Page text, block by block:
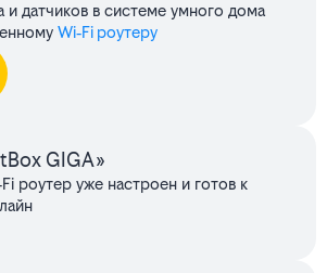
датчиков в системе умного дома
Wi‑Fi роутеру
GIGA»
роутер уже настроен и готов к